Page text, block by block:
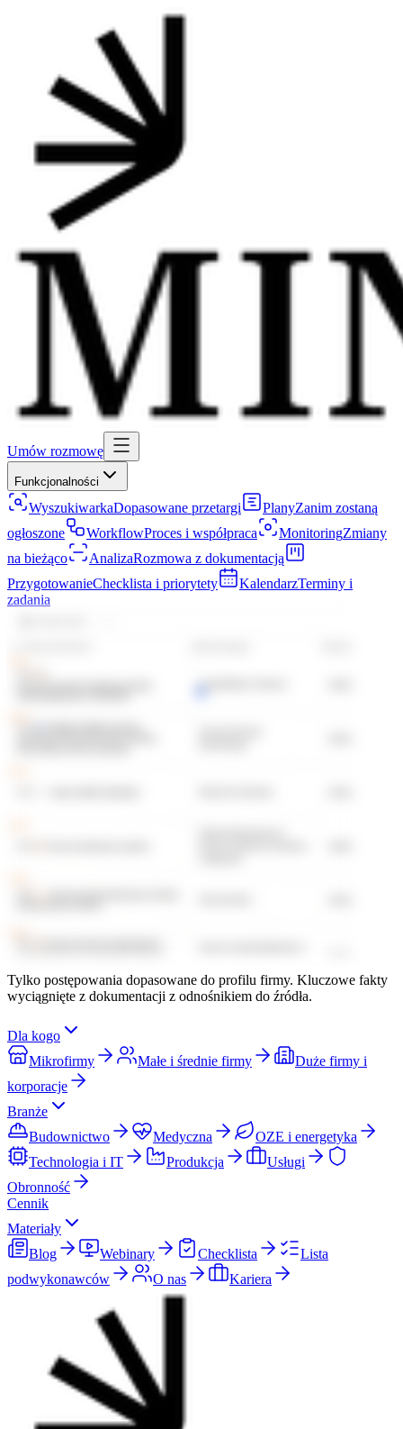
Umów rozmowę
Funkcjonalności
WyszukiwarkaDopasowane przetargi PlanyZanim zostaną
ogłoszone
WorkflowProces i współpraca MonitoringZmiany
na bieżąco
AnalizaRozmowa z dokumentacją
PrzygotowanieChecklista i priorytety KalendarzTerminy i
zadania
Tylko postępowania dopasowane do profilu firmy. Kluczowe fakty
wyciągnięte z dokumentacji z odnośnikiem do źródła.
Dla kogo
Mikrofirmy
Małe i średnie firmy
Duże firmy i
korporacje
Branże
Budownictwo
Medyczna
OZE i energetyka
Technologia i IT
Produkcja
Usługi
Obronność
Cennik
Materiały
Blog
Webinary Checklista
Lista
podwykonawców
O nas Kariera